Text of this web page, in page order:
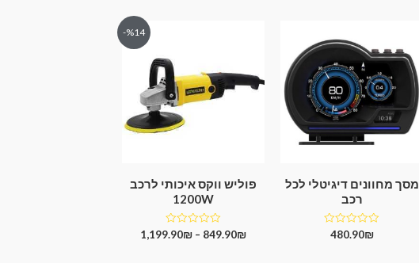
מסך מחוונים דיגיטלי לכל
רכב
דורג480.90₪
%14-
פוליש ווקס איכותי לרכב
1200W
דורג
849.90₪
–
1,199.90₪